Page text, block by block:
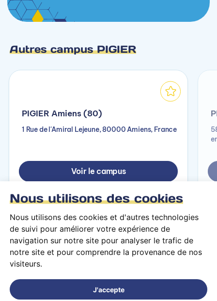
Nous utilisons des cookies
Nous utilisons des cookies et d'autres technologies
de suivi pour améliorer votre expérience de
navigation sur notre site pour analyser le trafic de
notre site et pour comprendre la provenance de nos
visiteurs.
J'accepte
Autres campus PIGIER
PIGIER Amiens (80)
1 Rue de l'Amiral Lejeune, 80000 Amiens, France
Voir le campus
Conditions générales d’utilisation
© 2026 PARCOURS Privé tous droits réservés